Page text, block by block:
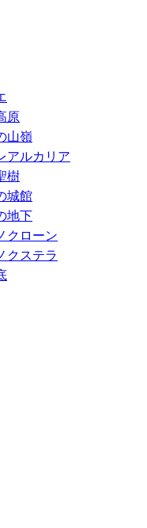
原
山嶺
アルカリア
樹
城館
地下
クローン
クステラ